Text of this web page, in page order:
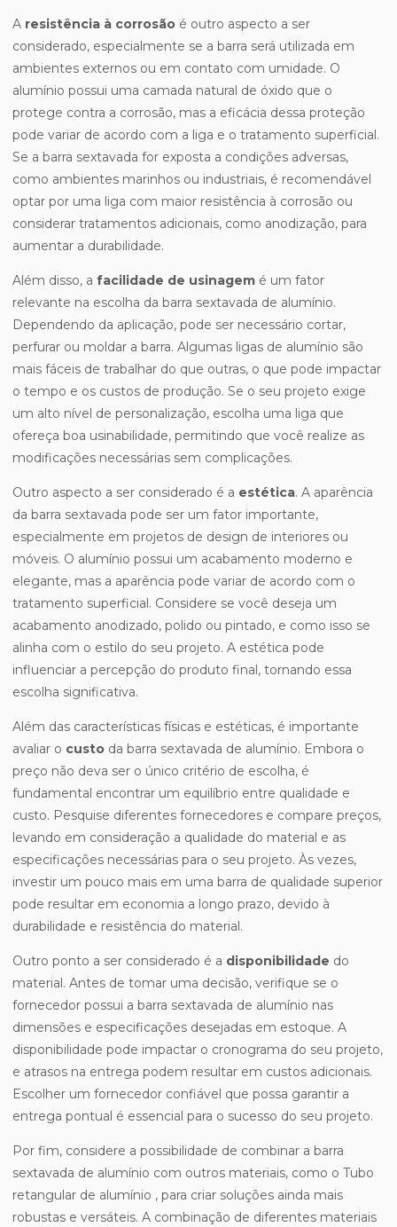
A resistência à corrosão é outro aspecto a ser
considerado, especialmente se a barra será utilizada em
ambientes externos ou em contato com umidade. O
alumínio possui uma camada natural de óxido que o
protege contra a corrosão, mas a eficácia dessa proteção
pode variar de acordo com a liga e o tratamento superficial.
Se a barra sextavada for exposta a condições adversas,
como ambientes marinhos ou industriais, é recomendável
optar por uma liga com maior resistência à corrosão ou
considerar tratamentos adicionais, como anodização, para
aumentar a durabilidade.
Além disso, a facilidade de usinagem é um fator
relevante na escolha da barra sextavada de alumínio.
Dependendo da aplicação, pode ser necessário cortar,
perfurar ou moldar a barra. Algumas ligas de alumínio são
mais fáceis de trabalhar do que outras, o que pode impactar
o tempo e os custos de produção. Se o seu projeto exige
um alto nível de personalização, escolha uma liga que
ofereça boa usinabilidade, permitindo que você realize as
modificações necessárias sem complicações.
Outro aspecto a ser considerado é a estética. A aparência
da barra sextavada pode ser um fator importante,
especialmente em projetos de design de interiores ou
móveis. O alumínio possui um acabamento moderno e
elegante, mas a aparência pode variar de acordo com o
tratamento superficial. Considere se você deseja um
acabamento anodizado, polido ou pintado, e como isso se
alinha com o estilo do seu projeto. A estética pode
influenciar a percepção do produto final, tornando essa
escolha significativa.
Além das características físicas e estéticas, é importante
avaliar o custo da barra sextavada de alumínio. Embora o
preço não deva ser o único critério de escolha, é
fundamental encontrar um equilíbrio entre qualidade e
custo. Pesquise diferentes fornecedores e compare preços,
levando em consideração a qualidade do material e as
especificações necessárias para o seu projeto. Às vezes,
investir um pouco mais em uma barra de qualidade superior
pode resultar em economia a longo prazo, devido à
durabilidade e resistência do material.
Outro ponto a ser considerado é a disponibilidade do
material. Antes de tomar uma decisão, verifique se o
fornecedor possui a barra sextavada de alumínio nas
dimensões e especificações desejadas em estoque. A
disponibilidade pode impactar o cronograma do seu projeto,
e atrasos na entrega podem resultar em custos adicionais.
Escolher um fornecedor confiável que possa garantir a
entrega pontual é essencial para o sucesso do seu projeto.
Por fim, considere a possibilidade de combinar a barra
sextavada de alumínio com outros materiais, como o Tubo
retangular de alumínio , para criar soluções ainda mais
robustas e versáteis. A combinação de diferentes materiais